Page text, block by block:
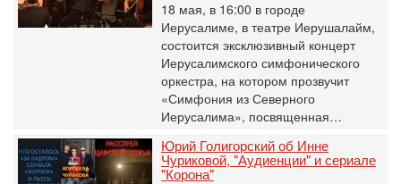
18 мая, в 16:00 в городе
Иерусалиме, в театре Иерушалайм,
состоится эксклюзивный концерт
Иерусалимского симфонического
оркестра, на котором прозвучит
«Симфония из Северного
Иерусалима», посвященная…
Юрий Голигорский об Инне
Чуриковой, "Аудиенции" и сериале
"Корона"